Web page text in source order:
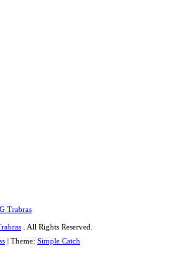
. All Rights Reserved.
| Theme: Simple Catch